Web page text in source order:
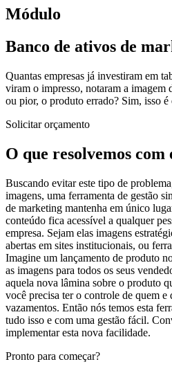
Módulo
Banco de ativos de
Quantas empresas já investiram em
viram o impresso, notaram a imagem
ou pior, o produto errado? Sim, isso
Solicitar orçamento
O que resolvemos com
Buscando evitar este tipo de
imagens, uma ferramenta de gestão
de marketing mantenha em único
conteúdo fica acessível a qualquer
empresa. Sejam elas imagens
abertas em sites institucionais, ou
Imagine um lançamento de produto
as imagens para todos os seus
aquela nova lâmina sobre o produto
você precisa ter o controle de quem e
vazamentos. Então nós temos esta
tudo isso e com uma gestão fácil.
implementar esta nova facilidade.
Pronto para começar?